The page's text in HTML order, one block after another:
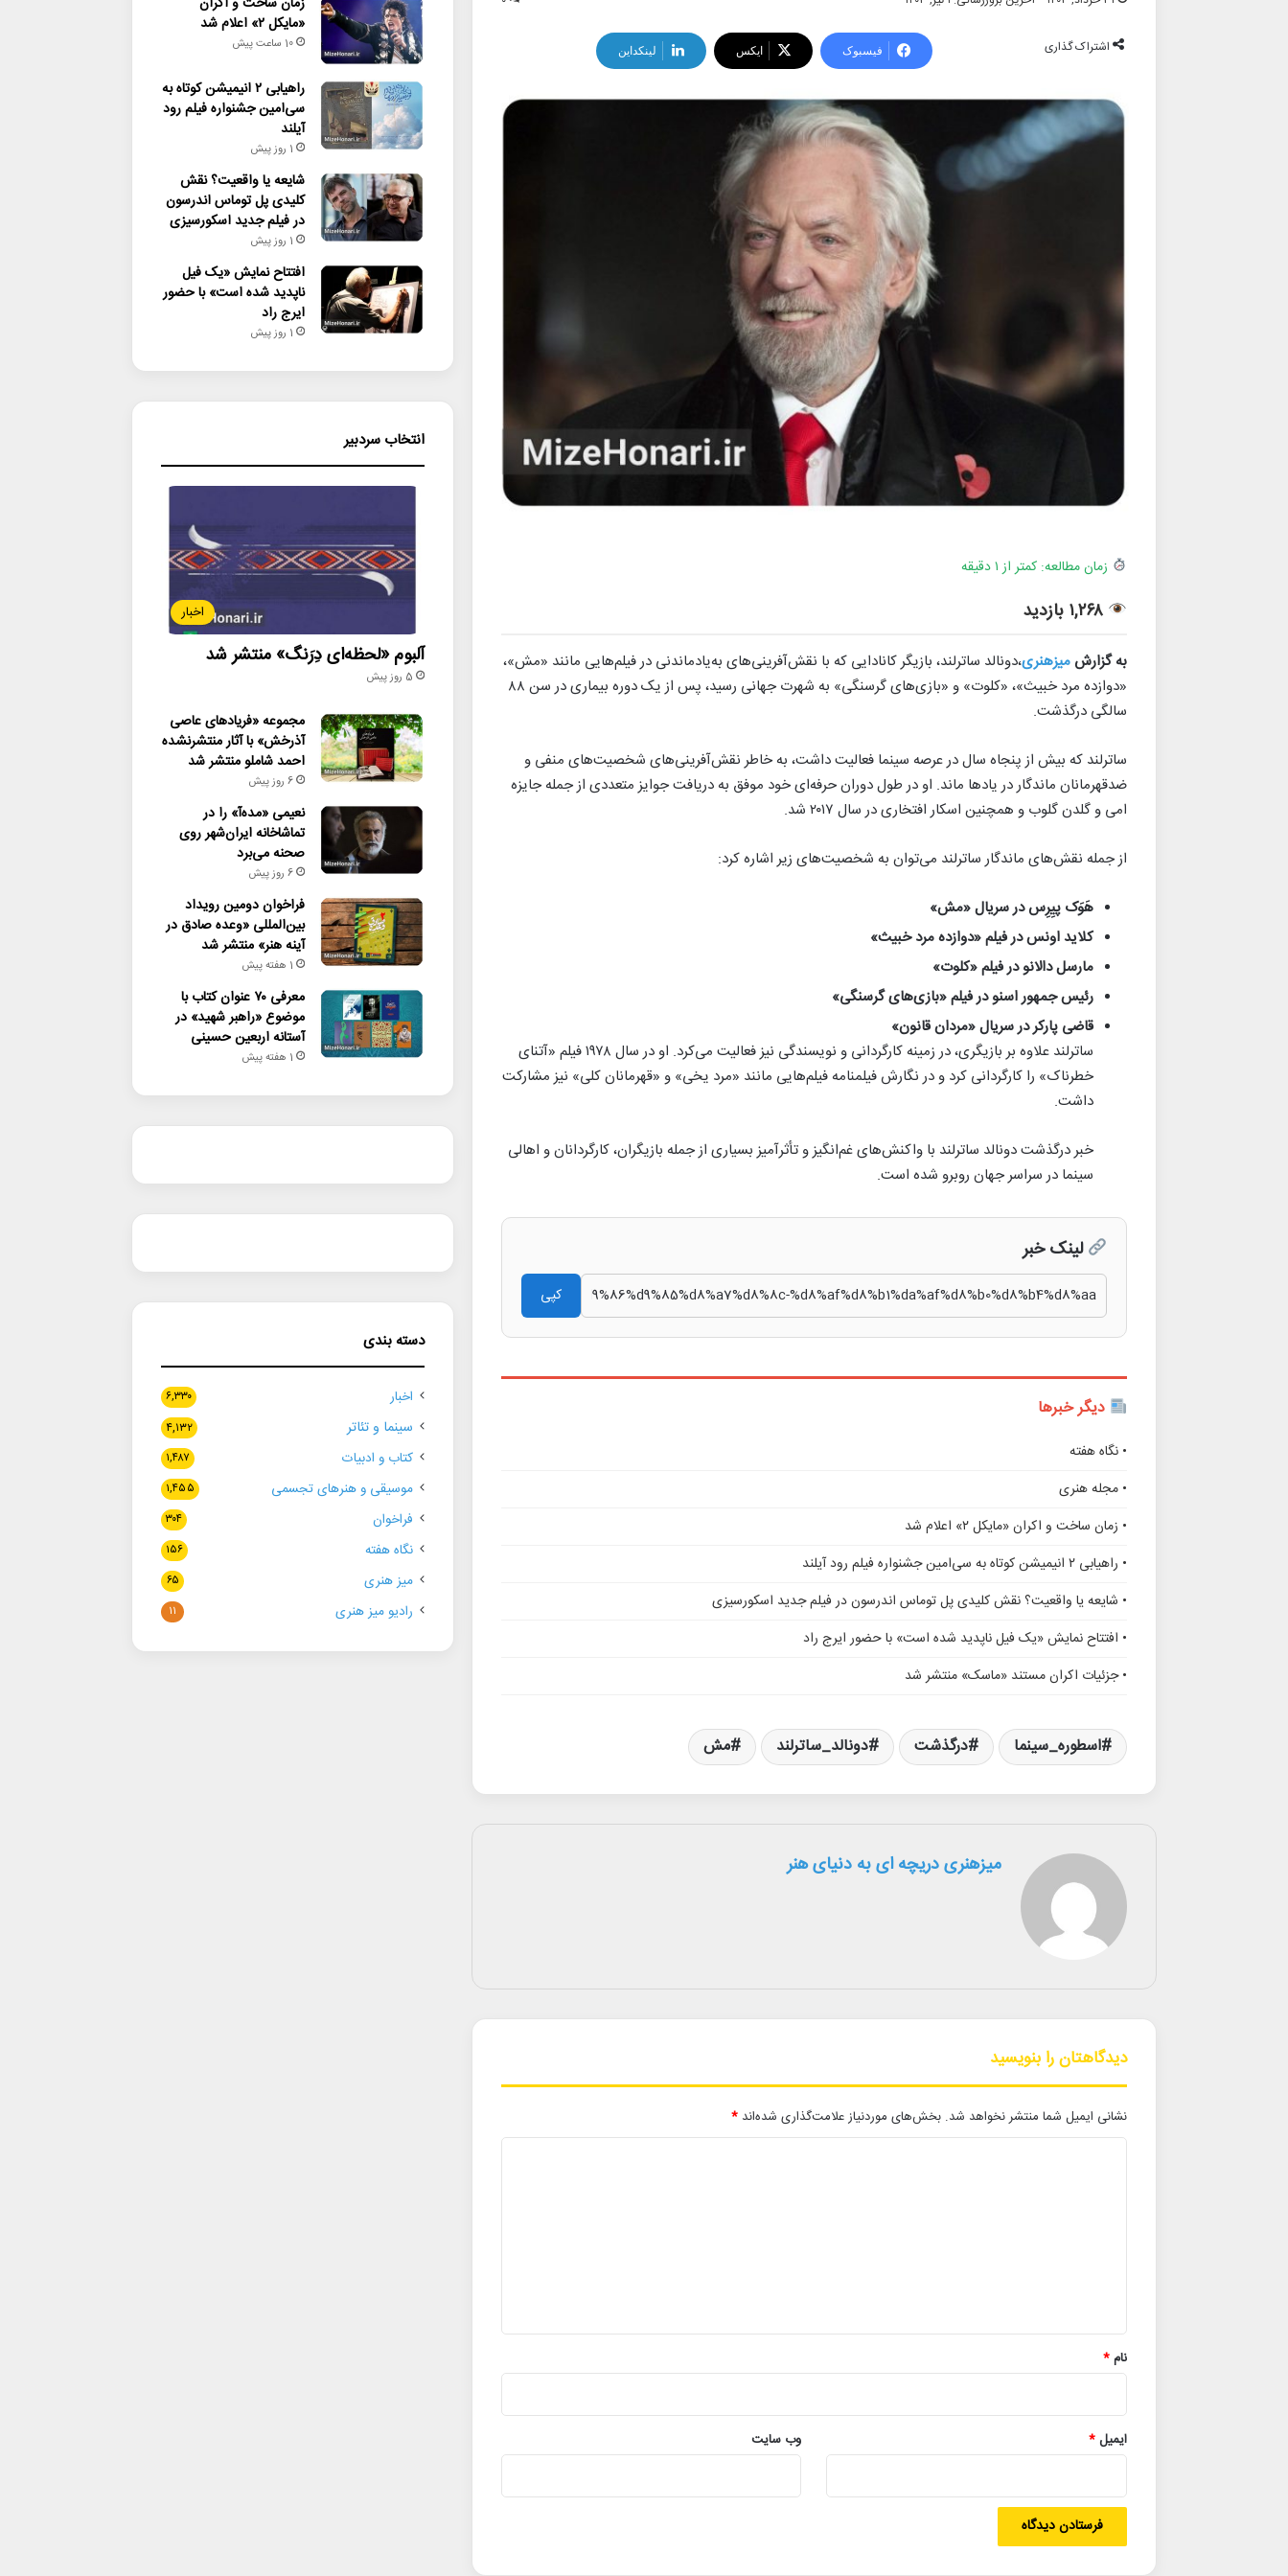
اشتراک گذاری فیسبوک ایکس لینکداین
زمان مطالعه: کمتر از ۱ دقیقه
۱,۲۶۸ بازدید
به گزارش میزهنری،دونالد ساترلند، بازیگر کانادایی که با نقش‌آفرینی‌های به‌یادماندنی در فیلم‌هایی مانند «مش»،
«دوازده مرد خبیث»، «کلوت» و «بازی‌های گرسنگی» به شهرت جهانی رسید، پس از یک دوره بیماری در سن ۸۸
سالگی درگذشت.
ساترلند که بیش از پنجاه سال در عرصه سینما فعالیت داشت، به خاطر نقش‌آفرینی‌های شخصیت‌های منفی و
ضدقهرمانان ماندگار در یادها ماند. او در طول دوران حرفه‌ای خود موفق به دریافت جوایز متعددی از جمله جایزه
امی و گلدن گلوب و همچنین اسکار افتخاری در سال ۲۰۱۷ شد.
از جمله نقش‌های ماندگار ساترلند می‌توان به شخصیت‌های زیر اشاره کرد:
هَوَک پیِرِس در سریال «مش»
کلاید اونس در فیلم «دوازده مرد خبیث»
مارسل دالانو در فیلم «کلوت»
رئیس جمهور اسنو در فیلم «بازی‌های گرسنگی»
قاضی پارکر در سریال «مردان قانون»
ساترلند علاوه بر بازیگری، در زمینه کارگردانی و نویسندگی نیز فعالیت می‌کرد. او در سال ۱۹۷۸ فیلم «آتنای
خطرناک» را کارگردانی کرد و در نگارش فیلمنامه فیلم‌هایی مانند «مرد یخی» و «قهرمانان کلی» نیز مشارکت
داشت.
خبر درگذشت دونالد ساترلند با واکنش‌های غم‌انگیز و تأثرآمیز بسیاری از جمله بازیگران، کارگردانان و اهالی
سینما در سراسر جهان روبرو شده است.
لینک خبر
کپی
دیگر خبرها
• نگاه هفته
• مجله هنری
• زمان ساخت و اکران «مایکل ۲» اعلام شد
• راهیابی ۲ انیمیشن کوتاه به سی‌امین جشنواره فیلم رود آیلند
• شایعه یا واقعیت؟ نقش کلیدی پل توماس اندرسون در فیلم جدید اسکورسیزی
• افتتاح نمایش «یک فیل ناپدید شده است» با حضور ایرج راد
• جزئیات اکران مستند «ماسک» منتشر شد
اسطوره_سینما درگذشت دونالد_ساترلند مش
میزهنری دریچه ای به دنیای هنر
دیدگاهتان را بنویسید
نشانی ایمیل شما منتشر نخواهد شد. بخش‌های موردنیاز علامت‌گذاری شده‌اند *
نام*
ایمیل* وب‌ سایت
«مایکل ۲» اعلام شد
10 ساعت پیش
راهیابی ۲ انیمیشن کوتاه به
سی‌امین جشنواره فیلم رود
آیلند
1 روز پیش
شایعه یا واقعیت؟ نقش
کلیدی پل توماس اندرسون
در فیلم جدید اسکورسیزی
1 روز پیش
افتتاح نمایش «یک فیل
ناپدید شده است» با حضور
ایرج راد
1 روز پیش
انتخاب سردبیر
اخبار
آلبوم «لحظه‌ای دِرَنگ» منتشر شد
5 روز پیش
مجموعه «فریادهای عاصی
آذرخش» با آثار منتشرنشده
احمد شاملو منتشر شد
6 روز پیش
نعیمی «مده‌آ» را در
تماشاخانه ایران‌شهر روی
صحنه می‌برد
6 روز پیش
فراخوان دومین رویداد
بین‌المللی «وعده صادق در
آینه هنر» منتشر شد
1 هفته پیش
معرفی ۷۰ عنوان کتاب با
موضوع «راهبر شهید» در
آستانه اربعین حسینی
1 هفته پیش
دسته بندی
اخبار ۶,۳۳۰
سینما و تئاتر ۴,۱۳۲
کتاب و ادبیات ۱,۴۸۷
موسیقی و هنرهای تجسمی ۱,۴۵۵
فراخوان ۳۰۴
نگاه هفته ۱۵۶
میز هنری ۶۵
رادیو میز هنری ۱۱